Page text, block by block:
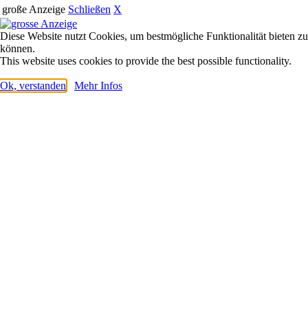
große Anzeige Schließen X
Diese Website nutzt Cookies, um bestmögliche Funktionalität bieten zu
können.
This website uses cookies to provide the best possible functionality.
Ok, verstanden Mehr Infos